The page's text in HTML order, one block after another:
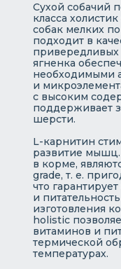
Сухой собачий
класса
собак мелких
подходит в
ягненка
необходимыми
и
с высоким
поддерживает
шерсти.
L-карнитин
развитие
в корме,
grade, т. е.
что
и
изготовления
holistic
витаминов и
термической
температурах.